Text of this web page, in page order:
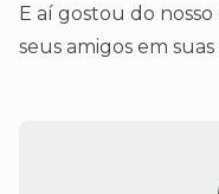
E aí gostou do
seus amigos em suas